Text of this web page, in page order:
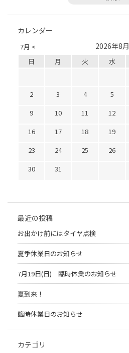
カレンダー
7月 < 2026年8月
日 月 火 水
2
3 4 5
9
10 11 12
16
17 18 19
23
24 25 26
30
31
最近の投稿
お出かけ前にはタイヤ点検
夏季休業日のお知らせ
7月19日(日) 臨時休業のお知らせ
夏到来！
臨時休業日のお知らせ
カテゴリ